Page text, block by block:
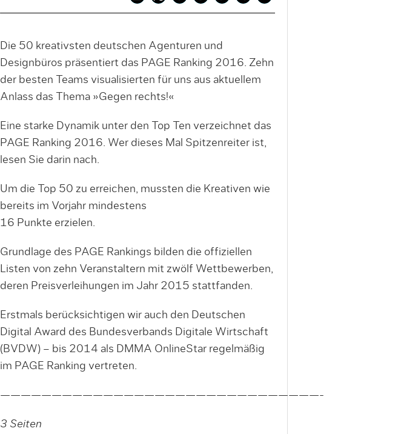
Die 50 kreativsten deutschen Agenturen und
Designbüros präsentiert das PAGE Ranking 2016. Zehn
der besten Teams visualisierten für uns aus aktuellem
Anlass das Thema »Gegen rechts!«
Eine starke Dynamik unter den Top Ten verzeichnet das
PAGE Ranking 2016. Wer dieses Mal Spitzenreiter ist,
lesen Sie darin nach.
Um die Top 50 zu erreichen, mussten die Kreativen wie
bereits im Vorjahr mindestens
16 Punkte erzielen.
Grundlage des PAGE Rankings bilden die offiziellen
Listen von zehn Veranstaltern mit zwölf Wettbewerben,
deren Preisverleihungen im Jahr 2015 stattfanden.
Erstmals berücksichtigen wir auch den Deutschen
Digital Award des Bundesverbands Digitale Wirtschaft
(BVDW) – bis 2014 als DMMA OnlineStar regelmäßig
im PAGE Ranking vertreten.
———————————————————————————————-
3 Seiten